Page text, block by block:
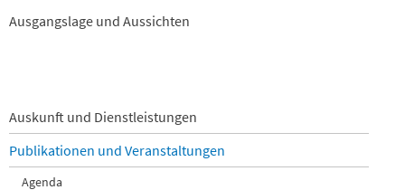
Ausgangslage und Aussichten
Navigation
überspringen
Auskunft und Dienstleistungen
Publikationen und Veranstaltungen
Agenda